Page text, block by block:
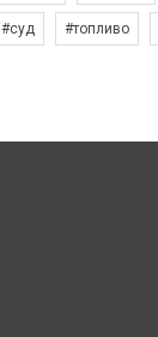
#суд #топливо